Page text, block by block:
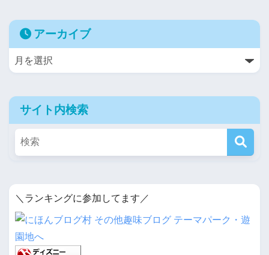
アーカイブ
サイト内検索
＼ランキングに参加してます／